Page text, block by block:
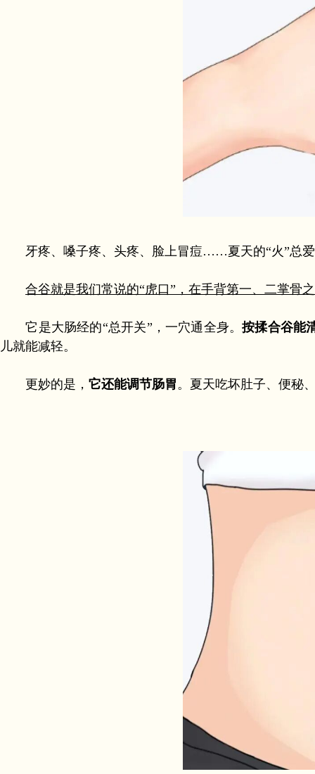
牙疼、嗓子疼、头疼、脸上冒痘……夏天的“火”总爱
合谷就是我们常说的“虎口”，在手背第一、二掌骨
它是大肠经的“总开关”，一穴通全身。按揉合谷能
儿就能减轻。
更妙的是， 它还能调节肠胃。夏天吃坏肚子、便秘